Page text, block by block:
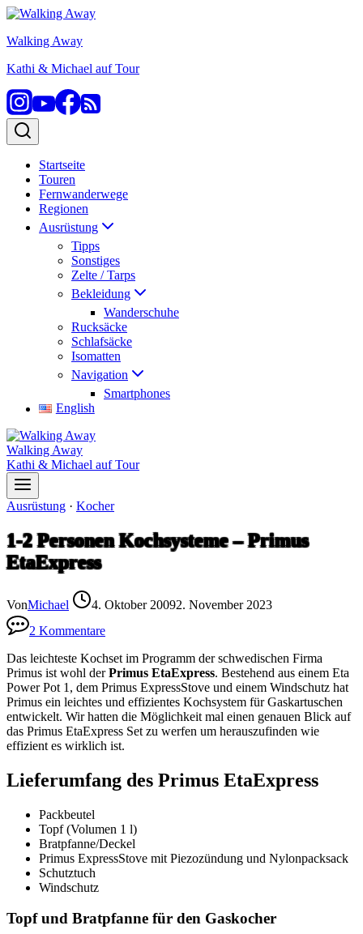
Zum
springen
Walking Away
Kathi & Michael auf Tour
Startseite
Touren
Fernwanderwege
Regionen
Ausrüstung
Tipps
Sonstiges
Zelte / Tarps
Bekleidung
Wanderschuhe
Rucksäcke
Schlafsäcke
Isomatten
Navigation
Smartphones
English
Walking Away
Kathi & Michael auf Tour
Ausrüstung · Kocher
1-2 Personen Kochsysteme – Primus
EtaExpress
VonMichael 4. Oktober 20092. November 2023
2 Kommentare
Das leichteste Kochset im Programm der schwedischen Firma
Primus ist wohl derPrimus EtaExpress. Bestehend aus einem Eta
Power Pot 1, dem Primus ExpressStove und einem Windschutz hat
Primus ein leichtes und effizientes Kochsystem für Gaskartuschen
entwickelt. Wir hatten die Möglichkeit mal einen genauen Blick auf
das Primus EtaExpress Set zu werfen um herauszufinden wie
effizient es wirklich ist.
Lieferumfang des Primus EtaExpress
Packbeutel
Topf (Volumen 1 l)
Bratpfanne/Deckel
Primus ExpressStove mit Piezozündung und Nylonpacksack
Schutztuch
Windschutz
Topf und Bratpfanne für den Gaskocher